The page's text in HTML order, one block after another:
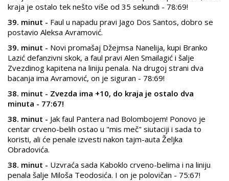
kraja je ostalo tek nešto više od 35 sekundi - 78:69!
39. minut - Faul u napadu pravi Jago Dos Santos, dobro se
postavio Aleksa Avramović.
39. minut - Novi promašaj Džejmsa Nanelija, kupi Branko
Lazić defanzivni skok, a faul pravi Alen Smailagić i šalje
Zvezdinog kapitena na liniju penala. Na drugoj strani dva
bacanja ima Avramović, on je siguran - 78:69!
38. minut - Zvezda ima +10, do kraja je ostalo dva
minuta - 77:67!
38. minut - Jak faul Pantera nad Bolombojem! Ponovo je
centar crveno-belih ostao u "mis meč" siutaciji i sada to
koristi, ali će penale izvesti nakon tajm-auta Željka
Obradovića.
38. minut - Uzvraća sada Kaboklo crveno-belima i na liniju
penala šalje Miloša Teodosića. I on je polovičan - 75:67!